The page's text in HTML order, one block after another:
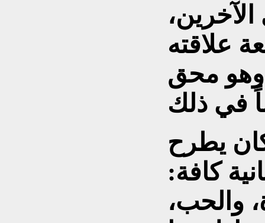
علاقته
وهو محق
يطرح
كافة:
والحب،